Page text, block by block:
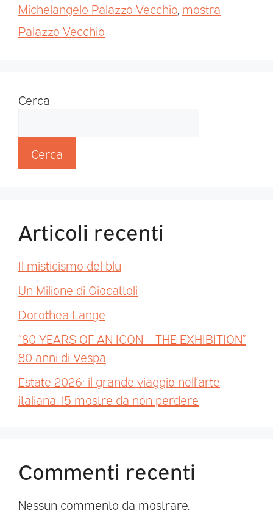
Michelangelo Palazzo Vecchio, mostra
Palazzo Vecchio
Cerca
Cerca
Articoli recenti
Il misticismo del blu
Un Milione di Giocattoli
Dorothea Lange
“80 YEARS OF AN ICON – THE EXHIBITION”
80 anni di Vespa
Estate 2026: il grande viaggio nell’arte
italiana. 15 mostre da non perdere
Commenti recenti
Nessun commento da mostrare.